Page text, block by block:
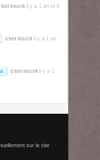
inscrit il y a 1 an et 5
s'est inscrit il y a 1 an
s'est inscrit il y a 1
sur le site